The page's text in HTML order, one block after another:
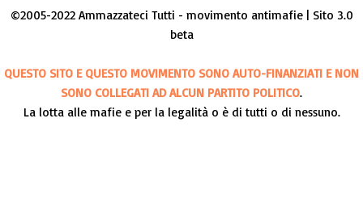
©2005-2022 Ammazzateci Tutti - movimento antimafie | Sito 3.0
beta
QUESTO SITO E QUESTO MOVIMENTO SONO AUTO-FINANZIATI E NON
SONO COLLEGATI AD ALCUN PARTITO POLITICO.
La lotta alle mafie e per la legalità o è di tutti o di nessuno.